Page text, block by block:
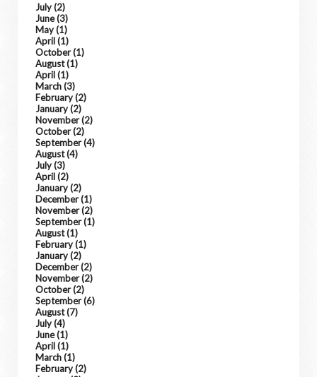
July(2)
June(3)
May(1)
April(1)
October(1)
August(1)
April(1)
March(3)
February(2)
January(2)
November(2)
October(2)
September(4)
August(4)
July(3)
April(2)
January(2)
December(1)
November(2)
September(1)
August(1)
February(1)
January(2)
December(2)
November(2)
October(2)
September(6)
August(7)
July(4)
June(1)
April(1)
March(1)
February(2)